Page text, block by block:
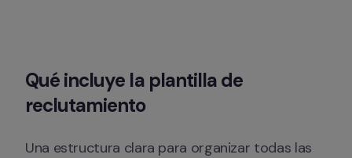
Qué incluye la plantilla de
reclutamiento
Una estructura clara para organizar todas las